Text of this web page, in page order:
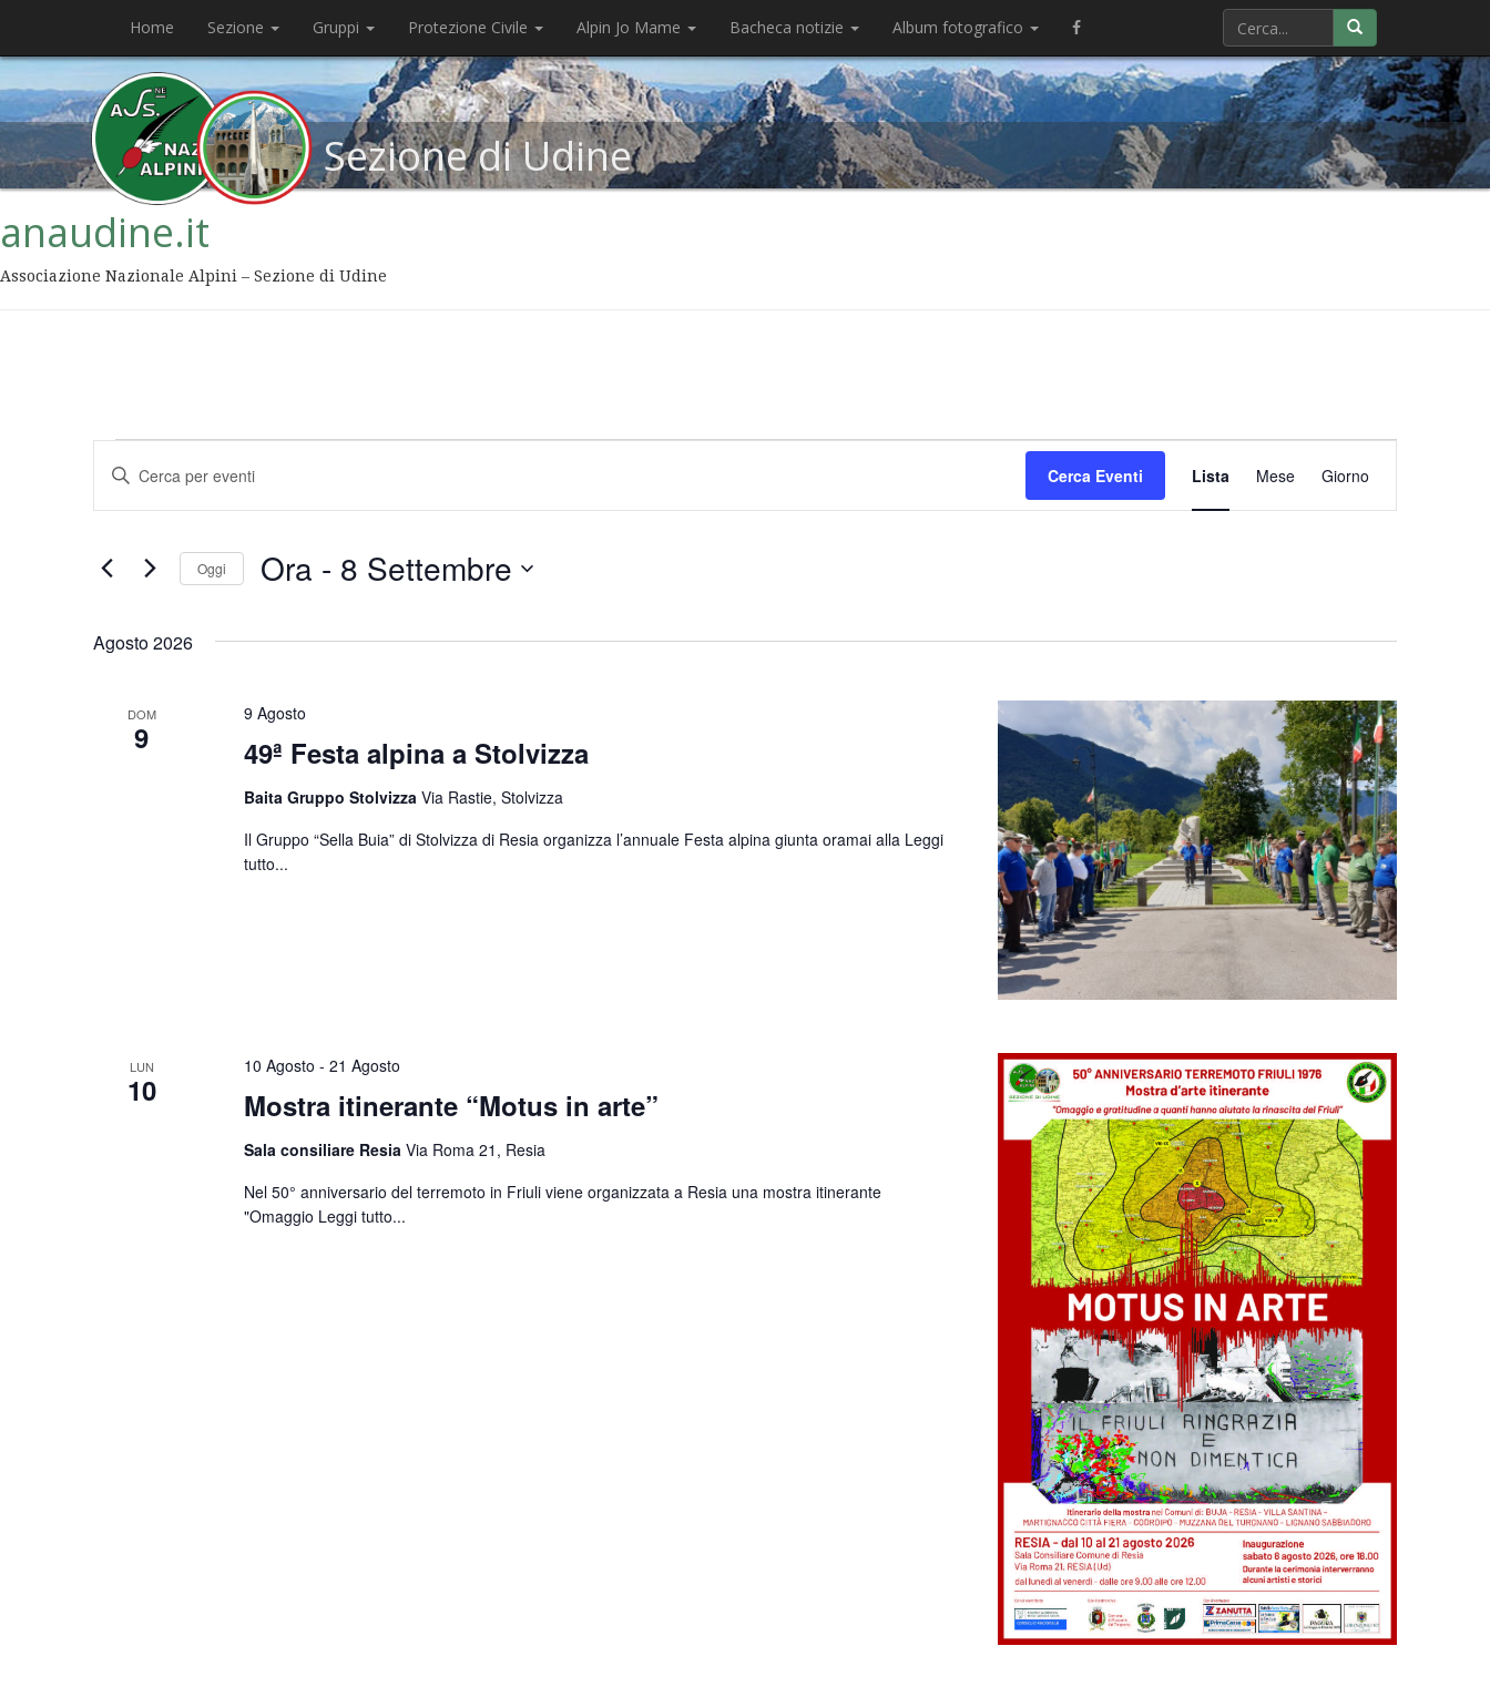
Home Sezione Gruppi Protezione Civile Alpin Jo Mame Bacheca notizie Album fotografico
Sezione di Udine
anaudine.it
Associazione Nazionale Alpini – Sezione di Udine
Eventi
Ricerca
viste
Inserisci
Parola
Chiave.
per
Cerca Eventi
Evento
Viste
Navigazione
Lista Mese Giorno
Oggi Ora - 8 Settembre
data.
Agosto 2026
DOM
9 49ª Festa alpina a Stolvizza
9 Agosto
Baita Gruppo Stolvizza Via Rastie, Stolvizza
Il Gruppo “Sella Buia” di Stolvizza di Resia organizza l’annuale Festa alpina giunta oramai alla Leggi
tutto...
LUN
10 Mostra itinerante “Motus in arte”
10 Agosto - 21 Agosto
Sala consiliare Resia Via Roma 21, Resia
Nel 50° anniversario del terremoto in Friuli viene organizzata a Resia una mostra itinerante
"Omaggio Leggi tutto...